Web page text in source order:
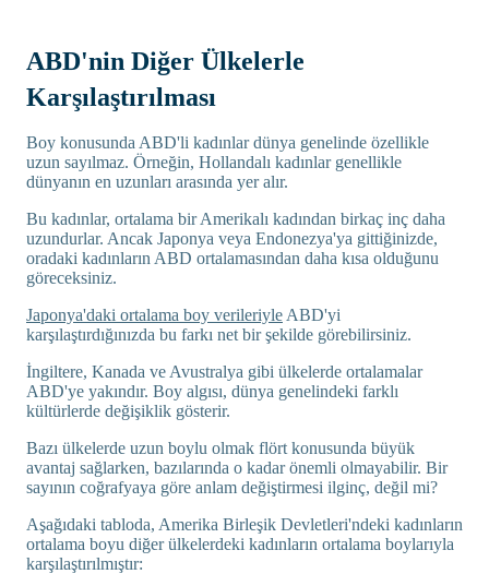
ABD'nin Diğer Ülkelerle
Karşılaştırılması
Boy konusunda ABD'li kadınlar dünya genelinde özellikle
uzun sayılmaz. Örneğin, Hollandalı kadınlar genellikle
dünyanın en uzunları arasında yer alır.
Bu kadınlar, ortalama bir Amerikalı kadından birkaç inç daha
uzundurlar. Ancak Japonya veya Endonezya'ya gittiğinizde,
oradaki kadınların ABD ortalamasından daha kısa olduğunu
göreceksiniz.
Japonya'daki ortalama boy verileriyle ABD'yi
karşılaştırdığınızda bu farkı net bir şekilde görebilirsiniz.
İngiltere, Kanada ve Avustralya gibi ülkelerde ortalamalar
ABD'ye yakındır. Boy algısı, dünya genelindeki farklı
kültürlerde değişiklik gösterir.
Bazı ülkelerde uzun boylu olmak flört konusunda büyük
avantaj sağlarken, bazılarında o kadar önemli olmayabilir. Bir
sayının coğrafyaya göre anlam değiştirmesi ilginç, değil mi?
Aşağıdaki tabloda, Amerika Birleşik Devletleri'ndeki kadınların
ortalama boyu diğer ülkelerdeki kadınların ortalama boylarıyla
karşılaştırılmıştır: